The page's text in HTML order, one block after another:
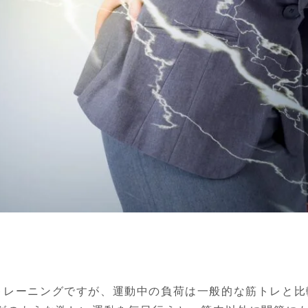
ーニングですが、運動中の負荷は一般的な筋トレと